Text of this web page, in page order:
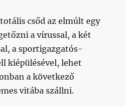
csőd az elmúlt egy
a vírussal, a két
a sportigazgatós-
kiépülésével, lehet
a következő
vitába szállni.